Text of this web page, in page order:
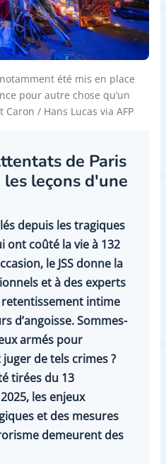
été mis en place
pour autre chose qu’un
/ Hans Lucas via AFP
de Paris
les leçons d'une
depuis les tragiques
ont coûté la vie à 132
le JSS donne la
et à des experts
intime
d’angoisse. Sommes-
armés pour
de tels crimes ?
tirées du 13
les enjeux
et des mesures
demeurent des